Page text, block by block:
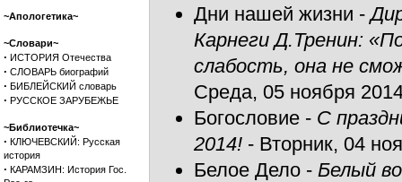
~Апологетика~
~Словари~
· ИСТОРИЯ Отечества
· СЛОВАРЬ биографий
· БИБЛЕЙСКИЙ словарь
· РУССКОЕ ЗАРУБЕЖЬЕ
~Библиотечка~
· КЛЮЧЕВСКИЙ: Русская
история
· КАРАМЗИН: История Гос.
Дни нашей жизни -
Карнеги Д.Тренин:
слабость, она не
Среда, 05 ноября 2014
Богословие - С
2014! - Вторник, 04
Белое Дело - Белый